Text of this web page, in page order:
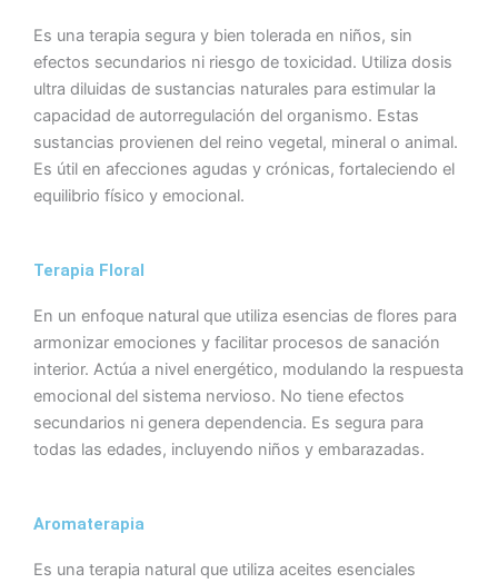
Es una terapia segura y bien tolerada en niños, sin
efectos secundarios ni riesgo de toxicidad. Utiliza dosis
ultra diluidas de sustancias naturales para estimular la
capacidad de autorregulación del organismo. Estas
sustancias provienen del reino vegetal, mineral o animal.
Es útil en afecciones agudas y crónicas, fortaleciendo el
equilibrio físico y emocional.
Terapia Floral
En un enfoque natural que utiliza esencias de flores para
armonizar emociones y facilitar procesos de sanación
interior. Actúa a nivel energético, modulando la respuesta
emocional del sistema nervioso. No tiene efectos
secundarios ni genera dependencia. Es segura para
todas las edades, incluyendo niños y embarazadas.
Aromaterapia
Es una terapia natural que utiliza aceites esenciales